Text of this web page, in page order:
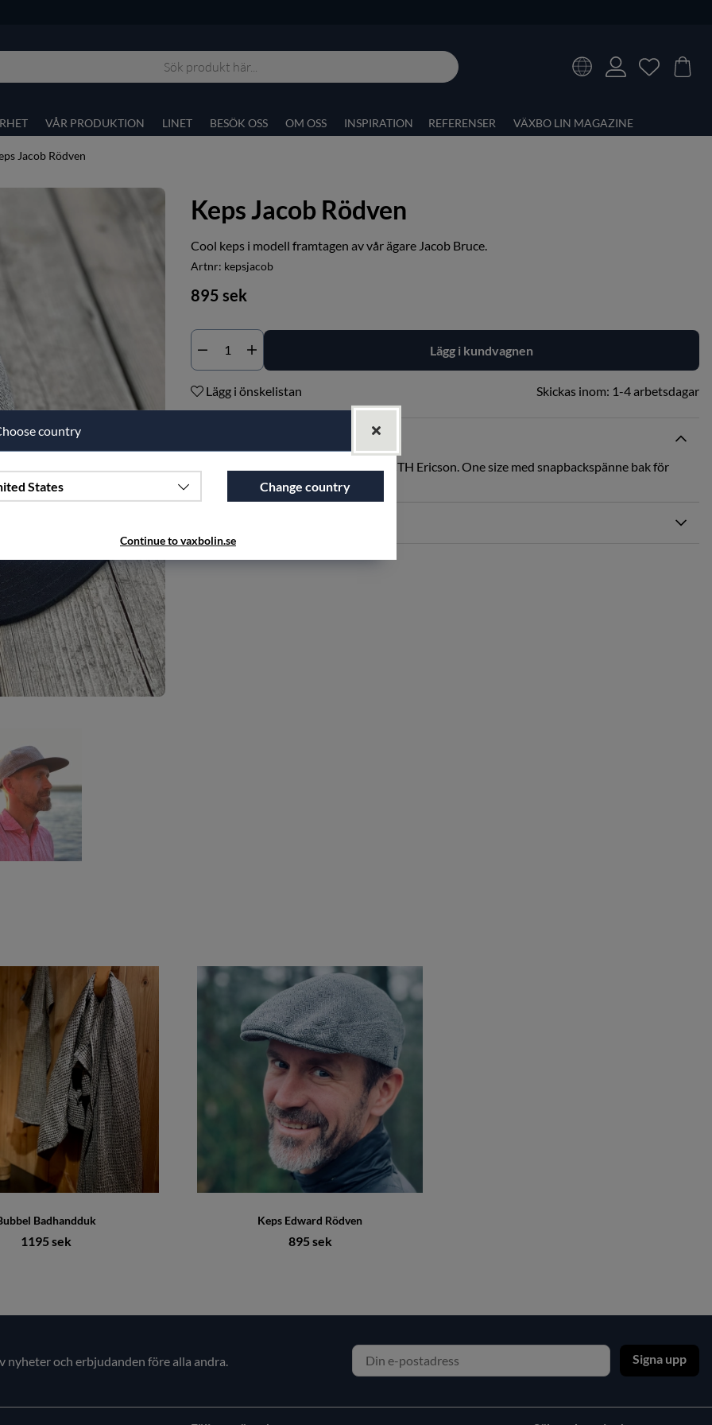
VÅR PRODUKTION LINET BESÖK OSS OM OSS INSPIRATION REFERENSER VÄXBO LIN MAGAZINE
Jacob Rödven
Keps Jacob Rödven
Cool keps i modell framtagen av vår ägare Jacob Bruce.
Artnr: kepsjacob
895 sek
Lägg i kundvagnen
Lägg i önskelistan Skickas inom: 1-4 arbetsdagar
Keps i tyget Rödven. Tillverkad av CTH Ericson. One size med snapbackspänne bak för
justering av storlek.
Badhandduk
1195 sek
Keps Edward Rödven
895 sek
country
States Change country
Continue to vaxbolin.se
nyheter och erbjudanden före alla andra. Signa upp